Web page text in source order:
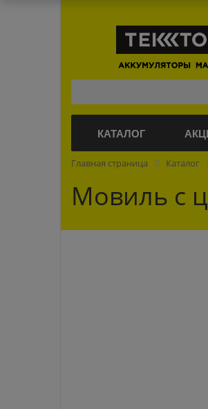
КАТАЛОГ
Главная страница Каталог
Мовиль с